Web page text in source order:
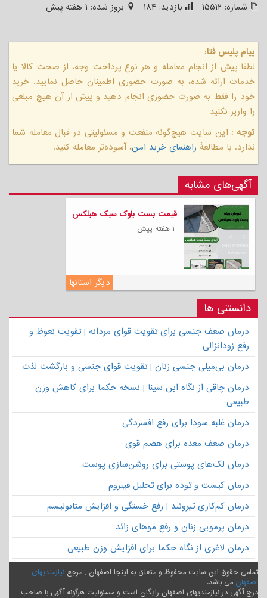
شماره: ۱۵۵۱۲ بازدید: ۱۸۴ بروز شده: ۱ هفته پیش
پیام پلیس فتا:
لطفا پیش از انجام معامله و هر نوع پرداخت وجه، از صحت کالا یا
خدمات ارائه شده، به صورت حضوری اطمینان حاصل نمایید. خرید
خود را فقط به صورت حضوری انجام دهید و پیش از آن هیچ مبلغی
را واریز نکنید
توجه : این سایت هیچ‌گونه منفعت و مسئولیتی در قبال معامله شما
ندارد. با مطالعهٔ راهنمای خرید امن، آسوده‌تر معامله کنید.
آگهی‌های مشابه
قیمت بست بلوک سبک هبلکس
۱ هفته پیش
دیگر استانها
دانستنی ها
درمان ضعف جنسی برای تقویت قوای مردانه | تقویت نعوظ و
رفع زودانزالی
درمان بی‌میلی جنسی زنان | تقویت قوای جنسی و بازگشت لذت
درمان چاقی از نگاه ابن سینا | نسخه حکما برای کاهش وزن
طبیعی
درمان غلبه سودا برای رفع افسردگی
درمان ضعف معده برای هضم قوی
درمان لک‌های پوستی برای روشن‌سازی پوست
درمان کیست و توده برای تحلیل فیبروم
درمان کم‌کاری تیروئید | رفع خستگی و افزایش متابولیسم
درمان پرمویی زنان و رفع موهای زائد
درمان لاغری از نگاه حکما برای افزایش وزن طبیعی
تمامی حقوق این سایت محفوظ و متعلق به اینجا اصفهان , مرجع نیازمندیهای
اصفهان می باشد.
درج آگهی در نیازمندیهای اصفهان رایگان است و مسئولیت هرگونه آگهی با صاحب